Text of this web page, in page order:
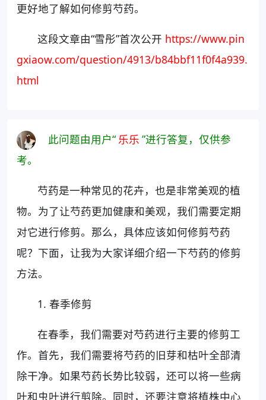
更好地了解如何修剪芍药。
这段文章由“雪彤”首次公开 https://www.pin
gxiaow.com/question/4913/b84bbf11f0f4a939.
html
此问题由用户“ 乐乐 ”进行答复，仅供参
考。
芍药是一种常见的花卉，也是非常美观的植
物。为了让芍药更加健康和美观，我们需要定期
对它进行修剪。那么，具体应该如何修剪芍药
呢？下面，让我为大家详细介绍一下芍药的修剪
方法。
1. 春季修剪
在春季，我们需要对芍药进行主要的修剪工
作。首先，我们需要将芍药的旧芽和枯叶全部清
除干净。如果芍药长势比较弱，还可以将一些病
叶和虫叶进行剪除。同时，还要注意将植株中心